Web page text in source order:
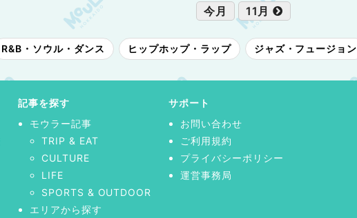
今月 11月
R&B・ソウル・ダンス ヒップホップ・ラップ ジャズ・フュージョン
記事を探す
モウラー記事
TRIP & EAT
CULTURE
LIFE
SPORTS & OUTDOOR
エリアから探す
サポート
お問い合わせ
ご利用規約
プライバシーポリシー
運営事務局